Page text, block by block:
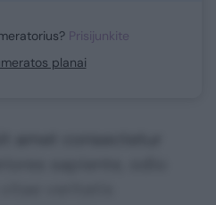
Prisijunkite
planai